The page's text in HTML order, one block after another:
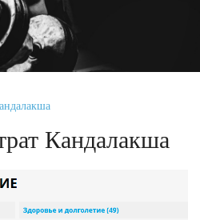
Кандалакша